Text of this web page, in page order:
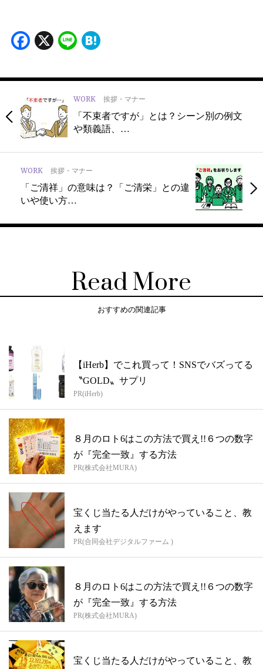
Facebook
X Line
WORK 挨拶・マナー
「不束者ですが」とは？シーン別の例文
や類義語、…
WORK 挨拶・マナー
「ご清祥」の意味は？「ご清栄」との違
いや使い方…
Read More
おすすめの関連記事
【iHerb】でこれ買って！SNSでバズってる
〝GOLD〟サプリ
PR(iHerb)
８月のロト6はこの方法で買え!!６つの数字
が『完全一致』する方法
PR(株式会社MURA)
宝くじ当たる人だけがやっていること、教
えます
PR(合同会社デジタルファーム )
８月のロト6はこの方法で買え!!６つの数字
が『完全一致』する方法
PR(株式会社MURA)
宝くじ当たる人だけがやっていること、教